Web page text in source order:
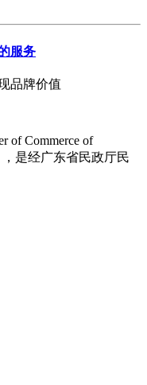
服务
品牌价值
of Commerce of
，是经广东省民政厅民